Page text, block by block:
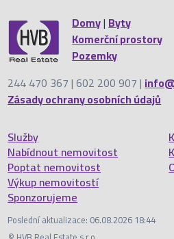
Domy|Byty
Komerční prostory
Pozemky
244 470 367 | 602 200 907 |
Zásady ochrany osobních údajů
Služby
Nabídnout nemovitost
Poptat nemovitost
Výkup nemovitostí
Sponzorujeme
Poslední aktualizace: 06.08.2026 18:44